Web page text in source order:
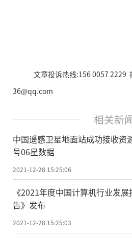
文章投诉热线:156 0057 2229
36@qq.com
相关新
中国遥感卫星地面站成功接收资
号06星数据
2021-12-28 15:25:06
《2021年度中国计算机行业发展
告》发布
2021-12-28 15:25:03